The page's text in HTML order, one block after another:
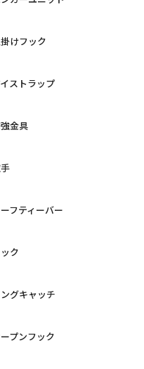
けフック
ストラップ
金具
フティーバー
ク
グキャッチ
プンフック